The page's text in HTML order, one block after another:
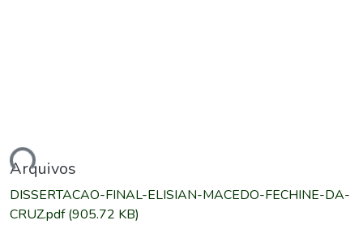
Arquivos
DISSERTACAO-FINAL-ELISIAN-MACEDO-FECHINE-DA-
CRUZ.pdf(905.72 KB)